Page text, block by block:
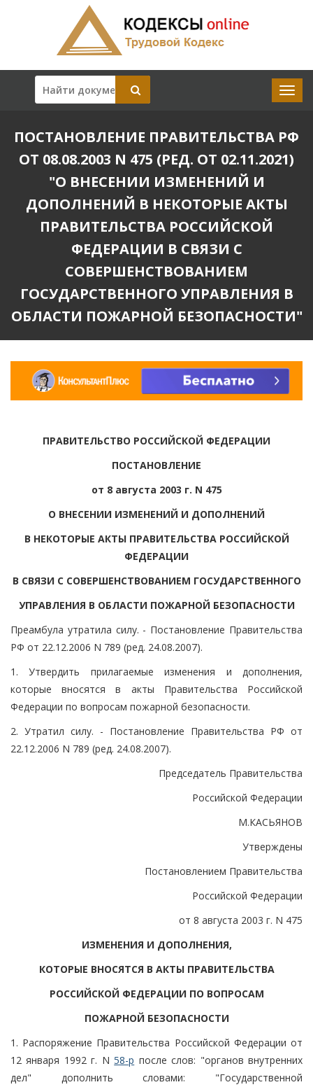
ПОСТАНОВЛЕНИЕ ПРАВИТЕЛЬСТВА РФ
ОТ 08.08.2003 N 475 (РЕД. ОТ 02.11.2021)
"О ВНЕСЕНИИ ИЗМЕНЕНИЙ И
ДОПОЛНЕНИЙ В НЕКОТОРЫЕ АКТЫ
ПРАВИТЕЛЬСТВА РОССИЙСКОЙ
ФЕДЕРАЦИИ В СВЯЗИ С
СОВЕРШЕНСТВОВАНИЕМ
ГОСУДАРСТВЕННОГО УПРАВЛЕНИЯ В
ОБЛАСТИ ПОЖАРНОЙ БЕЗОПАСНОСТИ"
ПРАВИТЕЛЬСТВО РОССИЙСКОЙ ФЕДЕРАЦИИ
ПОСТАНОВЛЕНИЕ
от 8 августа 2003 г. N 475
О ВНЕСЕНИИ ИЗМЕНЕНИЙ И ДОПОЛНЕНИЙ
В НЕКОТОРЫЕ АКТЫ ПРАВИТЕЛЬСТВА РОССИЙСКОЙ
ФЕДЕРАЦИИ
В СВЯЗИ С СОВЕРШЕНСТВОВАНИЕМ ГОСУДАРСТВЕННОГО
УПРАВЛЕНИЯ В ОБЛАСТИ ПОЖАРНОЙ БЕЗОПАСНОСТИ
Преамбула утратила силу. - Постановление Правительства
РФ от 22.12.2006 N 789 (ред. 24.08.2007).
1. Утвердить прилагаемые изменения и дополнения,
которые вносятся в акты Правительства Российской
Федерации по вопросам пожарной безопасности.
2. Утратил силу. - Постановление Правительства РФ от
22.12.2006 N 789 (ред. 24.08.2007).
Председатель Правительства
Российской Федерации
М.КАСЬЯНОВ
Утверждены
Постановлением Правительства
Российской Федерации
от 8 августа 2003 г. N 475
ИЗМЕНЕНИЯ И ДОПОЛНЕНИЯ,
КОТОРЫЕ ВНОСЯТСЯ В АКТЫ ПРАВИТЕЛЬСТВА
РОССИЙСКОЙ ФЕДЕРАЦИИ ПО ВОПРОСАМ
ПОЖАРНОЙ БЕЗОПАСНОСТИ
1. Распоряжение Правительства Российской Федерации от
12 января 1992 г. N58-р после слов: "органов внутренних
дел" дополнить словами: "Государственной